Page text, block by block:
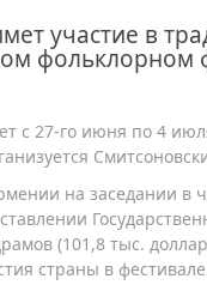
участие в
фольклорном
с 27-го июня по 4
на заседании в
(101,8 тыс.
страны в